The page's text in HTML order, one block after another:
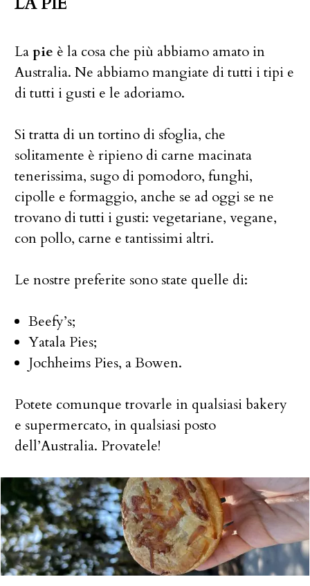
Lapie è la cosa che più abbiamo amato in
Australia. Ne abbiamo mangiate di tutti i tipi e
di tutti i gusti e le adoriamo.
Si tratta di un tortino di sfoglia, che
solitamente è ripieno di carne macinata
tenerissima, sugo di pomodoro, funghi,
cipolle e formaggio, anche se ad oggi se ne
trovano di tutti i gusti: vegetariane, vegane,
con pollo, carne e tantissimi altri.
Le nostre preferite sono state quelle di:
Beefy’s;
Yatala Pies;
Jochheims Pies, a Bowen.
Potete comunque trovarle in qualsiasi bakery
e supermercato, in qualsiasi posto
dell’Australia. Provatele!